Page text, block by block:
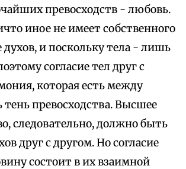
превосходств - любовь.
иное не имеет собственного
и поскольку тела - лишь
согласие тел друг с
которая есть между
превосходства. Высшее
следовательно, должно быть
друг с другом. Но согласие
состоит в их взаимной